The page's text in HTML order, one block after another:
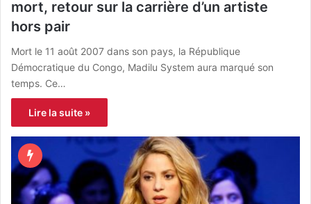
mort, retour sur la carrière d’un artiste
hors pair
Mort le 11 août 2007 dans son pays, la République
Démocratique du Congo, Madilu System aura marqué son
temps. Ce…
Lire la suite »